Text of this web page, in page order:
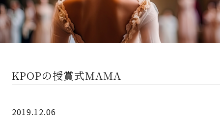
KPOPの授賞式MAMA
2019.12.06